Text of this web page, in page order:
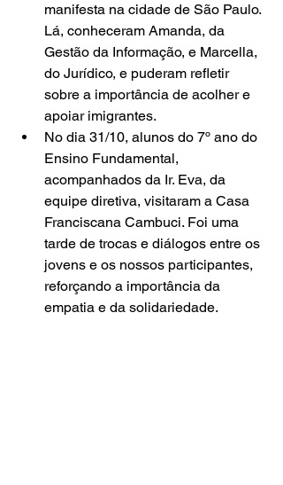
manifesta na cidade de São Paulo.
Lá, conheceram Amanda, da
Gestão da Informação, e Marcella,
do Jurídico, e puderam refletir
sobre a importância de acolher e
apoiar imigrantes.
No dia 31/10, alunos do 7º ano do
Ensino Fundamental,
acompanhados da Ir. Eva, da
equipe diretiva, visitaram a Casa
Franciscana Cambuci. Foi uma
tarde de trocas e diálogos entre os
jovens e os nossos participantes,
reforçando a importância da
empatia e da solidariedade.